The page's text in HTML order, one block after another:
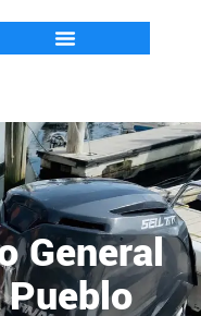
General